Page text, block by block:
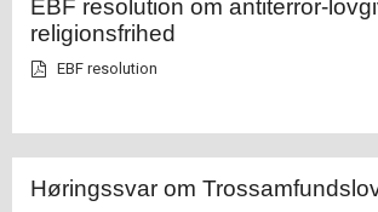
EBF resolution om antiterror-
religionsfrihed
EBF resolution
Høringssvar om